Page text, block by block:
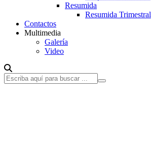
Resumida
Resumida Trimestral
Contactos
Multimedia
Galería
Video